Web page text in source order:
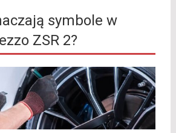
symbole w
ZSR 2?